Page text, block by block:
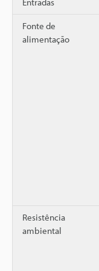
Fonte de
alimentação
Resistência
ambiental